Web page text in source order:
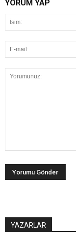
YORUM YAP
YAZARLAR